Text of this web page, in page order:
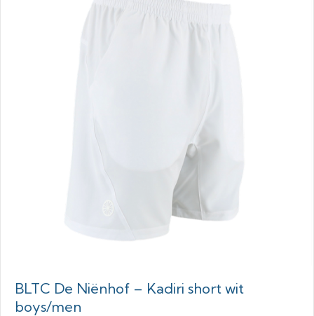
BLTC De Niënhof – Kadiri short wit
boys/men